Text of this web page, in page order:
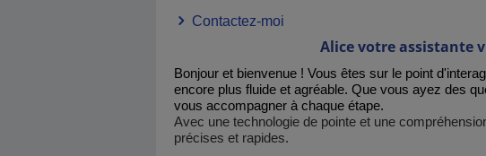
Contactez-moi
Alice votre assistante
Bonjour et bienvenue ! Vous êtes sur le point
encore plus fluide et agréable. Que vous ayez des
vous accompagner à chaque étape.
Avec une technologie de pointe et une
précises et rapides.